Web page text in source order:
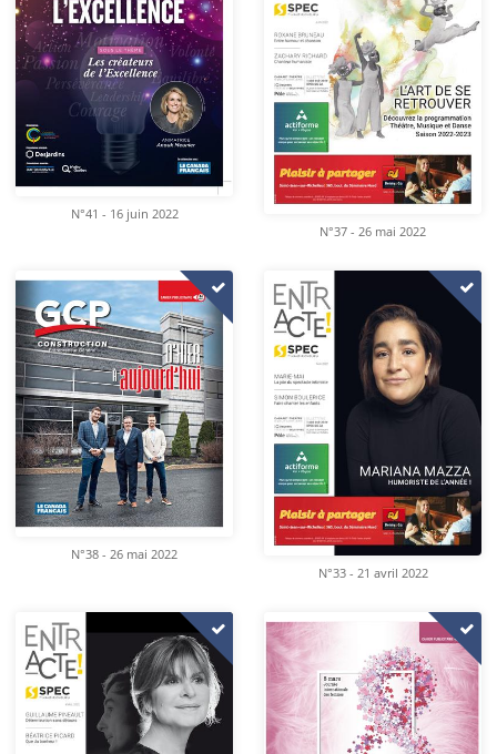
N°41 - 16 juin 2022
N°37 - 26 mai 2022
N°38 - 26 mai 2022
N°33 - 21 avril 2022